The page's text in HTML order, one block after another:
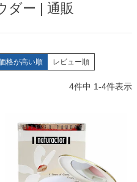
ダー | 通販
格が高い順 レビュー順
4件中 1-4件表示